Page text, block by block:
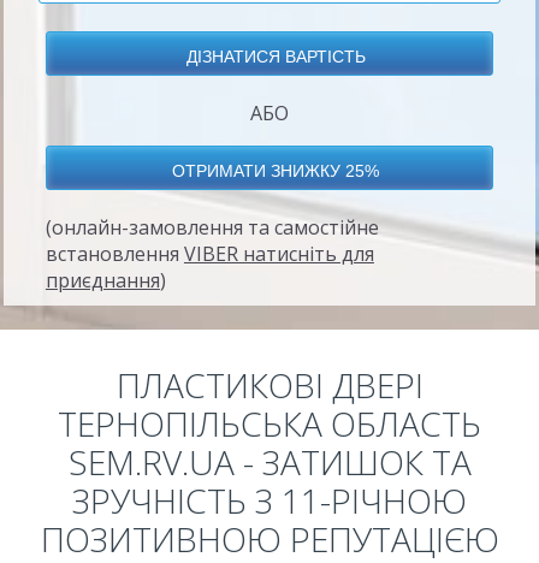
АБО
(онлайн-замовлення та самостійне
встановлення VIBER натисніть для
приєднання)
ПЛАСТИКОВІ ДВЕРІ
ТЕРНОПІЛЬСЬКА ОБЛАСТЬ
SEM.RV.UA - ЗАТИШОК ТА
ЗРУЧНІСТЬ З 11-РІЧНОЮ
ПОЗИТИВНОЮ РЕПУТАЦІЄЮ